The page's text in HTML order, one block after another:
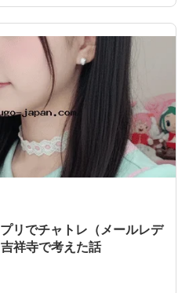
リでチャトレ（メールレデ
祥寺で考えた話